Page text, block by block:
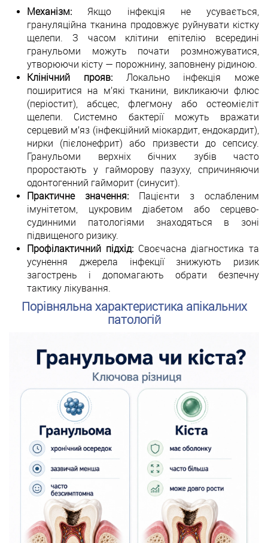
Механізм: Якщо інфекція не усувається,
грануляційна тканина продовжує руйнувати кістку
щелепи. З часом клітини епітелію всередині
гранульоми можуть почати розмножуватися,
утворюючи кісту — порожнину, заповнену рідиною.
Клінічний прояв:Локально інфекція може
поширитися на м’які тканини, викликаючи флюс
(періостит), абсцес, флегмону або остеомієліт
щелепи. Системно бактерії можуть вражати
серцевий м’яз (інфекційний міокардит, ендокардит),
нирки (пієлонефрит) або призвести до сепсису.
Гранульоми верхніх бічних зубів часто
проростають у гайморову пазуху, спричиняючи
одонтогенний гайморит (синусит).
Практичне значення: Пацієнти з ослабленим
імунітетом, цукровим діабетом або серцево-
судинними патологіями знаходяться в зоні
підвищеного ризику.
Профілактичний підхід:Своєчасна діагностика та
усунення джерела інфекції знижують ризик
загострень і допомагають обрати безпечну
тактику лікування.
Порівняльна характеристика апікальних
патологій